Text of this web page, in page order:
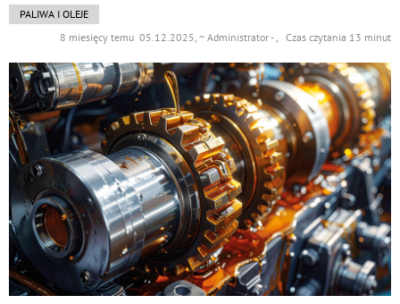
PALIWA I OLEJE
8 miesięcy temu 05.12.2025, ~ Administrator - , Czas czytania 13 minut